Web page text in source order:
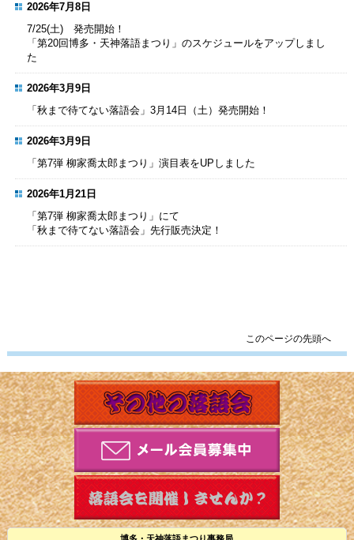
2026年7月8日
7/25(土) 発売開始！
「第20回博多・天神落語まつり」のスケジュールをアップしまし
た
2026年3月9日
「秋まで待てない落語会」3月14日（土）発売開始！
2026年3月9日
「第7弾 柳家喬太郎まつり」演目表をUPしました
2026年1月21日
「第7弾 柳家喬太郎まつり」にて
「秋まで待てない落語会」先行販売決定！
このページの先頭へ